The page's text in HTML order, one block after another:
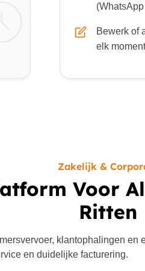
Bewerk of
elk moment
Zakelijk &
Voor
Ritten
klantophalingen en
en duidelijke facturering.